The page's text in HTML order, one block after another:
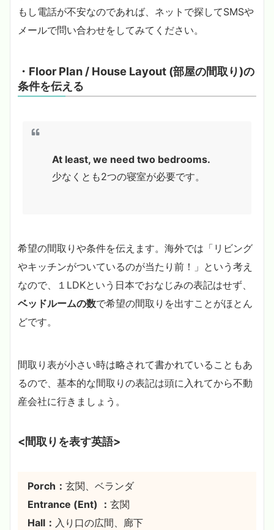
もし電話が不安なのであれば、ネットで探してSMSや
メールで問い合わせをしてみてください。
・Floor Plan / House Layout (部屋の間取り)の
条件を伝える
At least, we need two bedrooms.
少なくとも2つの寝室が必要です。
希望の間取りや条件を伝えます。海外では「リビング
やキッチンがついているのが当たり前！」という考え
なので、１LDKという日本でおなじみの表記はせず、
ベッドルームの数で希望の間取りを出すことがほとん
どです。
間取り表が小さい時は略されて書かれていることもあ
るので、基本的な間取りの表記は頭に入れてから不動
産会社に行きましょう。
<間取りを表す英語>
Porch： 玄関、ベランダ
Entrance (Ent) ： 玄関
Hall： 入り口の広間、廊下